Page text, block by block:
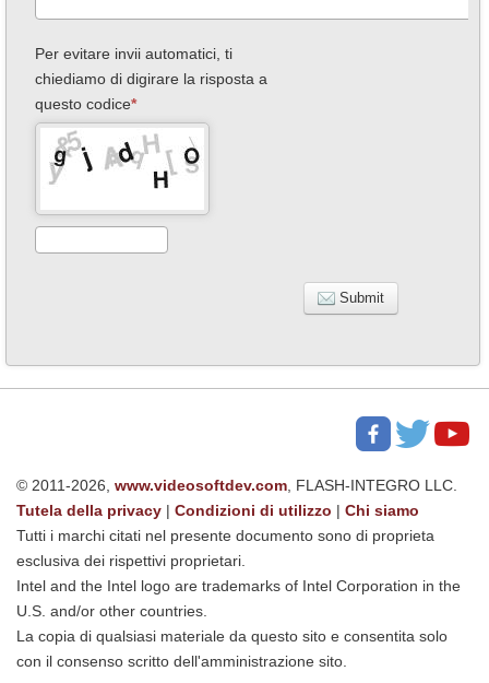
Per evitare invii automatici, ti
chiediamo di digirare la risposta a
questo codice
Submit
© 2011-2026, www.videosoftdev.com , FLASH-INTEGRO LLC.
Tutela della privacy | Condizioni di utilizzo | Chi siamo
Tutti i marchi citati nel presente documento sono di proprieta
esclusiva dei rispettivi proprietari.
Intel and the Intel logo are trademarks of Intel Corporation in the
U.S. and/or other countries.
La copia di qualsiasi materiale da questo sito e consentita solo
con il consenso scritto dell'amministrazione sito.